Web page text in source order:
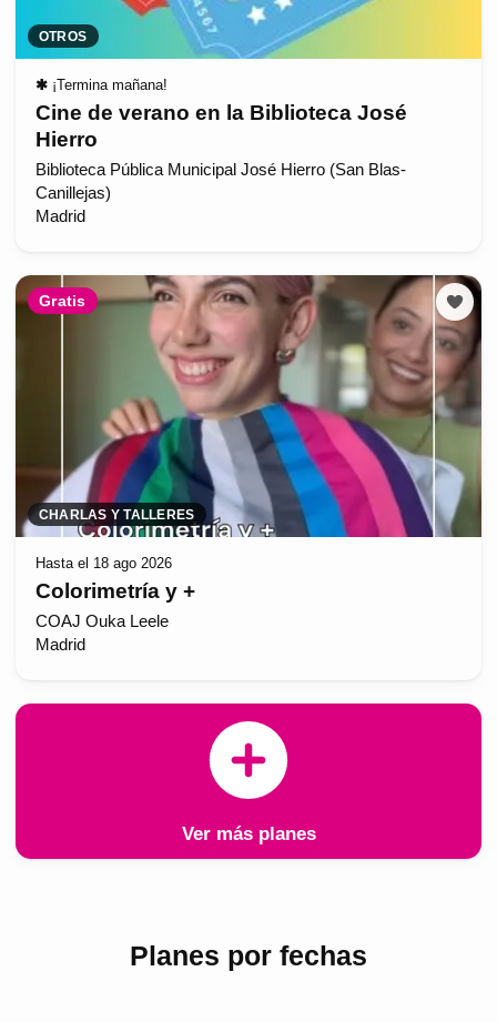
OTROS
✱ ¡Termina mañana!
Cine de verano en la Biblioteca José
Hierro
Biblioteca Pública Municipal José Hierro (San Blas-
Canillejas)
Madrid
Gratis
CHARLAS Y TALLERES
Hasta el 18 ago 2026
Colorimetría y +
COAJ Ouka Leele
Madrid
Ver más planes
Planes por fechas